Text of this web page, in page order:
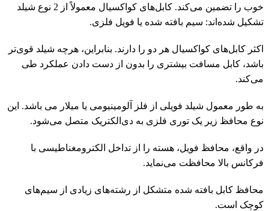
خوب را تضمین می‌کند. کابل‌های کواکسیال معمولاً از 2 نوع شیلد
تشکیل شده‌اند: سیم بافته شده یا فویل فلزی.
اکثر کابل‌های کواکسیال هر دو را دارند. بنابراین، هرچه شیلد قوی‌تر
باشد، کابل مسافت بیشتری را بدون از دست دادن عملکرد طی
می‌کند.
به طور معمول شیلد فویلی از فلز آلومینیومی یا میلار می باشد. این
نوع محافظ زیر یک توری فلزی به دی‌الکتریک متصل می‌شود.
در واقع، محافظ فویل، هسته را از تداخل الکترومغناطیسی با
فرکانس بالا محافظت می‌نماید.
محافظ کابل بافته شده متشکل از رشته‌های زیادی از سیم‌های
کوچک است.